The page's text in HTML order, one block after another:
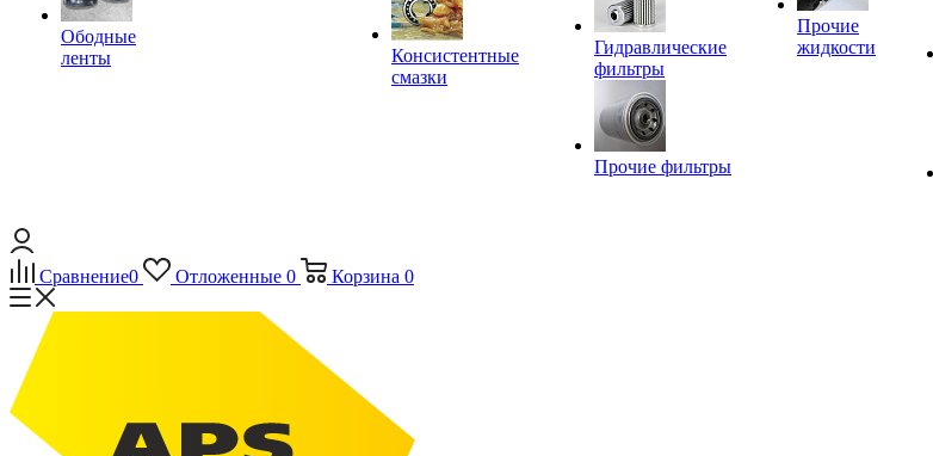
Ободные
ленты
Консистентные
смазки
Гидравлические
фильтры
Прочие фильтры
Прочие
жидкости
Сравнение0 Отложенные 0 Корзина 0